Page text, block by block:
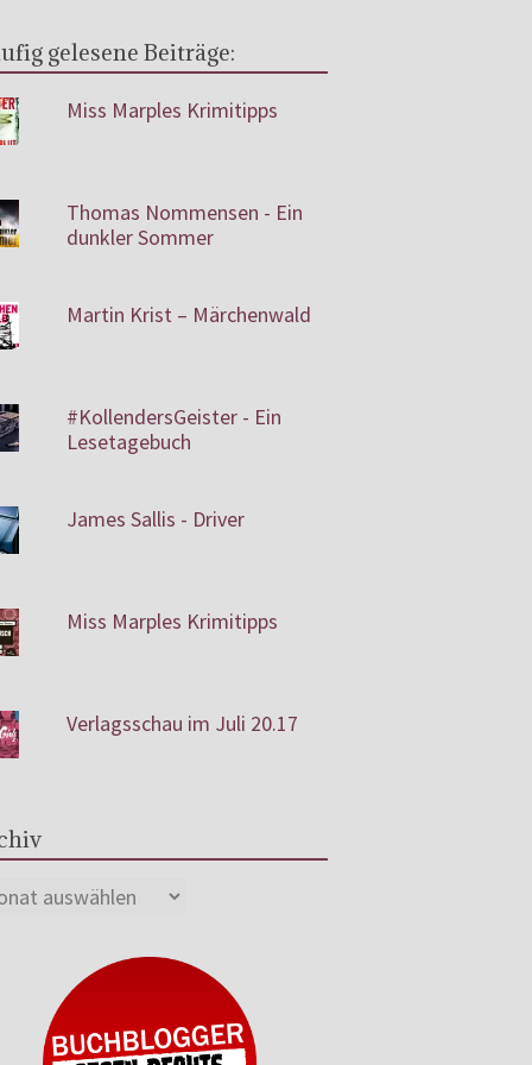
gelesene Beiträge:
Miss Marples Krimitipps
Thomas Nommensen - Ein
dunkler Sommer
Martin Krist – Märchenwald
#KollendersGeister - Ein
Lesetagebuch
James Sallis - Driver
Miss Marples Krimitipps
Verlagsschau im Juli 20.17